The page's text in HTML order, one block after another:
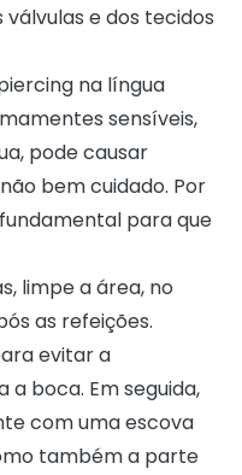
válvulas e dos tecidos
na língua
sensíveis,
pode causar
bem cuidado. Por
para que
limpe a área, no
as refeições.
evitar a
boca. Em seguida,
com uma escova
também a parte